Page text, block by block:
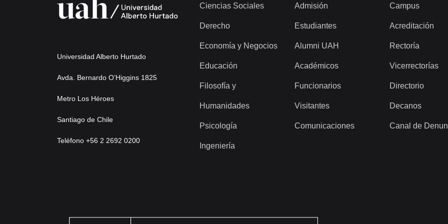
Universidad Alberto Hurtado
Avda. Bernardo O’Higgins 1825
Metro Los Héroes
Santiago de Chile
Teléfono +56 2 2692 0200
Ciencias Sociales
Derecho
Economía y Negocios
Educación
Filosofía y
Humanidades
Psicología
Ingeniería
Admisión
Estudiantes
Alumni UAH
Académicos
Funcionarios
Visitantes
Comunicaciones
Campus
Acreditación
Rectoría
Vicerrectorías
Directorio
Decanos
Canal de